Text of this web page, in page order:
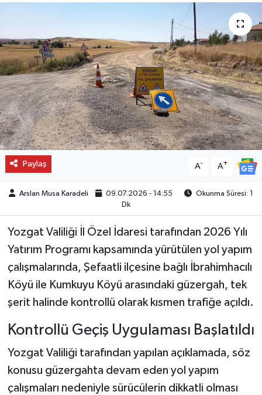
Paylaş A- A+
Arslan Musa Karadeli 09.07.2026 - 14:55
Okunma Süresi: 1
Dk
Yozgat Valiliği İl Özel İdaresi tarafından 2026 Yılı
Yatırım Programı kapsamında yürütülen yol yapım
çalışmalarında, Şefaatli ilçesine bağlı İbrahimhacılı
Köyü ile Kumkuyu Köyü arasındaki güzergah, tek
şerit halinde kontrollü olarak kısmen trafiğe açıldı.
Kontrollü Geçiş Uygulaması Başlatıldı
Yozgat Valiliği tarafından yapılan açıklamada, söz
konusu güzergahta devam eden yol yapım
çalışmaları nedeniyle sürücülerin dikkatli olması